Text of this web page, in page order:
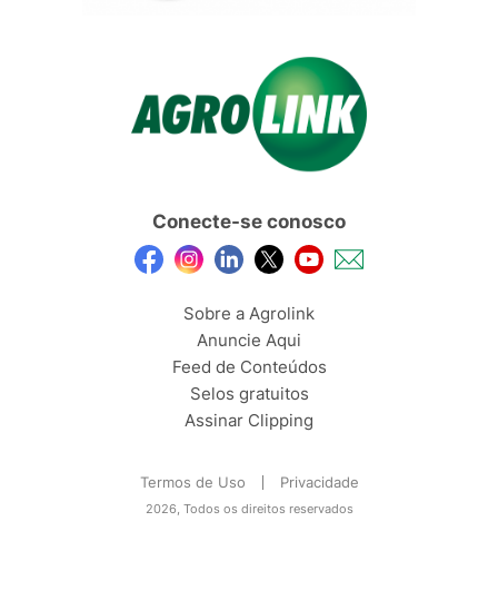
Conecte-se conosco
Sobre a Agrolink
Anuncie Aqui
Feed de Conteúdos
Selos gratuitos
Assinar Clipping
Termos de Uso Privacidade
2026, Todos os direitos reservados